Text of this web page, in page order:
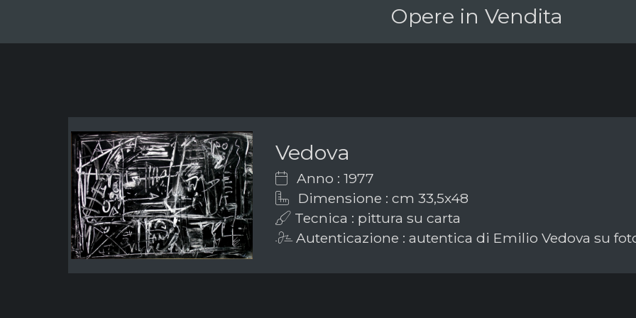
Opere in Vendita
Vedova
Anno : 1977
Dimensione : cm 33,5x48
Tecnica : pittura su carta
Autenticazione : autentica di Emilio Vedova su